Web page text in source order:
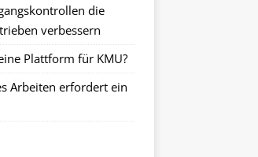
die
verbessern
Plattform für KMU?
Arbeiten erfordert ein